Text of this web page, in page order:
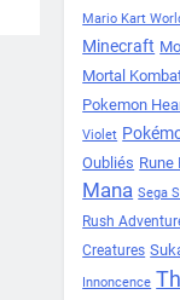
Mario Kart
Minecraft
Mortal
Pokemon
Violet
Oubliés Rune
Mana Sega
Rush
Creatures
Innoncence